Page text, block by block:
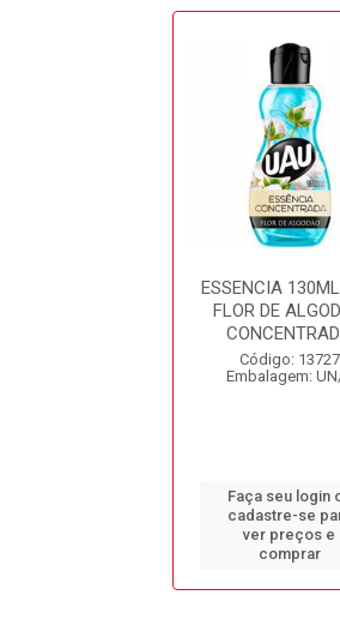
ESSENCIA
FLOR DE
Código: 13727
Embalagem:
Faça seu login
cadastre-se
ver preços e
comprar